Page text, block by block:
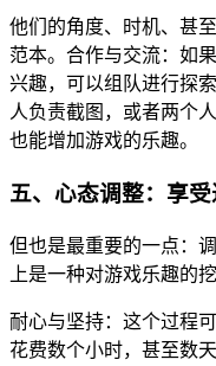
他们的角度、时机、甚
范本。合作与交流：如
兴趣，可以组队进行探
人负责截图，或者两个
也能增加游戏的乐趣。
五、心态调整：享
但也是最重要的一点：
上是一种对游戏乐趣的
耐心与坚持：这个过程
花费数个小时，甚至数